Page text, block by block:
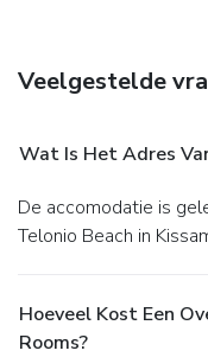
and a ferry terminal
Veelgestelde
Wat Is Het Adres
De accomodatie is gelegen op Parodos Tompazi Street -
Telonio Beach in
Hoeveel Kost Een
Rooms?